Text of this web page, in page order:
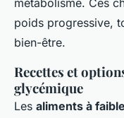
métabolisme. Ces
poids progressive,
bien-être.
Recettes et
glycémique
Les aliments à